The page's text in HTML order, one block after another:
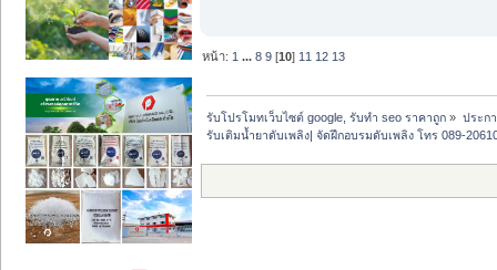
หน้า: 1 ...8 9 [10] 11 12 13
รับโปรโมทเว็บไซต์ google, รับทำ seo ราคาถูก » ประก
รับเติมน้ำยาดับเพลิง| จัดฝึกอบรมดับเพลิง โทร 089-